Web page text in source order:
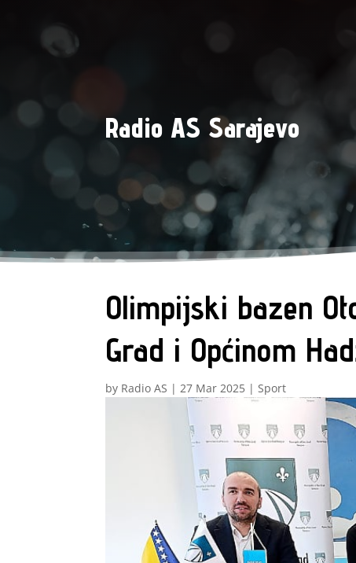
Radio AS Sarajevo
Olimpijski bazen
Grad i Općinom
by Radio AS |27 Mar 2025 |Sport